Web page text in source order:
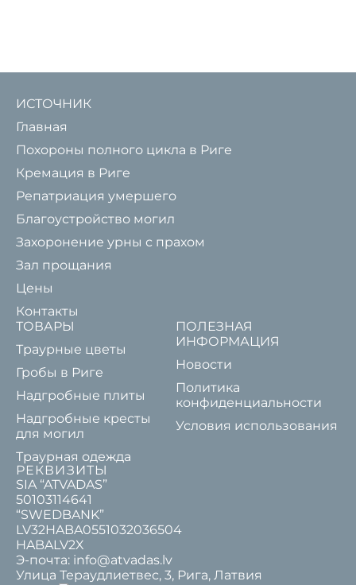
ИСТОЧНИК
Главная
Похороны полного цикла в Риге
Кремация в Риге
Репатриация умершего
Благоустройство могил
Захоронение урны с прахом
Зал прощания
Цены
Контакты
ТОВАРЫ
Траурные цветы
Гробы в Риге
Надгробные плиты
Надгробные кресты
для могил
Траурная одежда
ПОЛЕЗНАЯ
ИНФОРМАЦИЯ
Новости
Политика
конфиденциальности
Условия использования
РЕКВИЗИТЫ
SIA “ATVADAS”
50103114641
“SWEDBANK”
LV32HABA0551032036504
HABALV2X
Э-почта: info@atvadas.lv
Улица Тераудлиетвес, 3, Рига, Латвия